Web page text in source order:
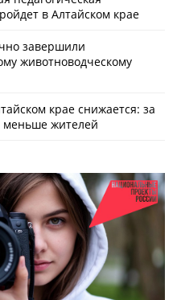
в Алтайском крае
завершили
животноводческому
крае снижается: за
меньше жителей